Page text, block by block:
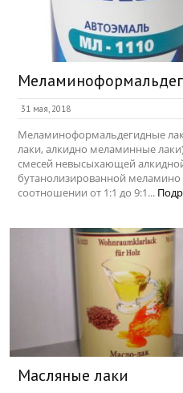
31 мая, 2018
Меламиноформальдегидные
лаки, алкидно меламинные
смесей невысыхающей
бутанолизированной
соотношении от 1:1 до 9:1...
Масляные лаки